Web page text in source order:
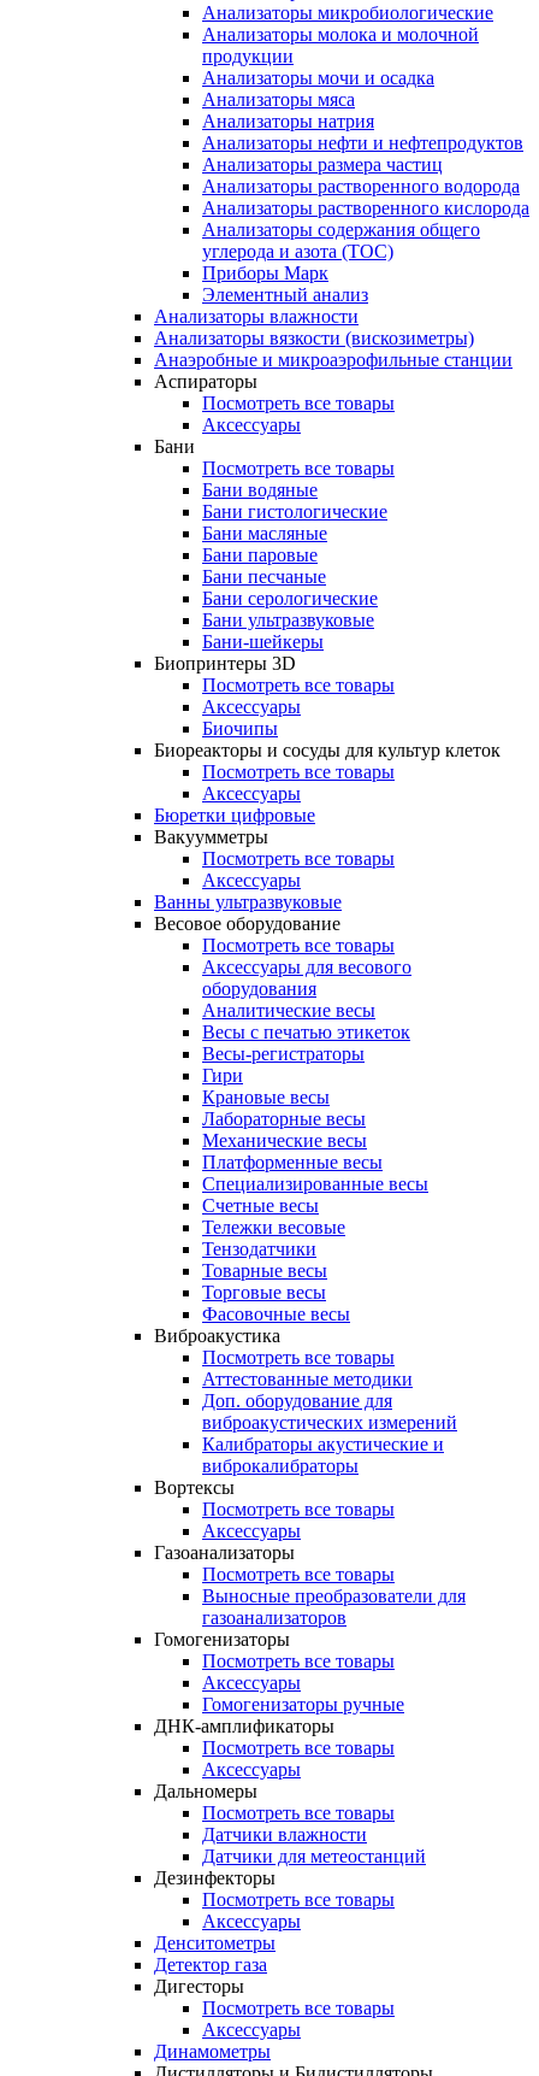
Анализаторы микробиологические
Анализаторы молока и молочной
продукции
Анализаторы мочи и осадка
Анализаторы мяса
Анализаторы натрия
Анализаторы нефти и нефтепродуктов
Анализаторы размера частиц
Анализаторы растворенного водорода
Анализаторы растворенного кислорода
Анализаторы содержания общего
углерода и азота (ТОС)
Приборы Марк
Элементный анализ
Анализаторы влажности
Анализаторы вязкости (вискозиметры)
Анаэробные и микроаэрофильные станции
Аспираторы
Посмотреть все товары
Аксессуары
Бани
Посмотреть все товары
Бани водяные
Бани гистологические
Бани масляные
Бани паровые
Бани песчаные
Бани серологические
Бани ультразвуковые
Бани-шейкеры
Биопринтеры 3D
Посмотреть все товары
Аксессуары
Биочипы
Биореакторы и сосуды для культур клеток
Посмотреть все товары
Аксессуары
Бюретки цифровые
Вакуумметры
Посмотреть все товары
Аксессуары
Ванны ультразвуковые
Весовое оборудование
Посмотреть все товары
Аксессуары для весового
оборудования
Аналитические весы
Весы с печатью этикеток
Весы-регистраторы
Гири
Крановые весы
Лабораторные весы
Механические весы
Платформенные весы
Специализированные весы
Счетные весы
Тележки весовые
Тензодатчики
Товарные весы
Торговые весы
Фасовочные весы
Виброакустика
Посмотреть все товары
Аттестованные методики
Доп. оборудование для
виброакустических измерений
Калибраторы акустические и
виброкалибраторы
Вортексы
Посмотреть все товары
Аксессуары
Газоанализаторы
Посмотреть все товары
Выносные преобразователи для
газоанализаторов
Гомогенизаторы
Посмотреть все товары
Аксессуары
Гомогенизаторы ручные
ДНК-амплификаторы
Посмотреть все товары
Аксессуары
Дальномеры
Посмотреть все товары
Датчики влажности
Датчики для метеостанций
Дезинфекторы
Посмотреть все товары
Аксессуары
Денситометры
Детектор газа
Дигесторы
Посмотреть все товары
Аксессуары
Динамометры